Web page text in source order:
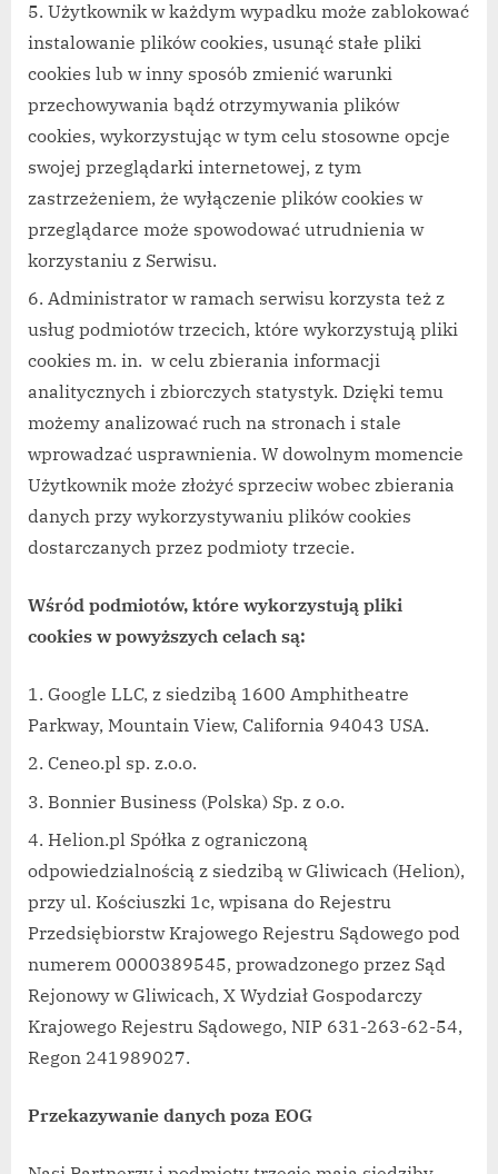
Użytkownik w każdym wypadku może zablokować
instalowanie plików cookies, usunąć stałe pliki
cookies lub w inny sposób zmienić warunki
przechowywania bądź otrzymywania plików
cookies, wykorzystując w tym celu stosowne opcje
swojej przeglądarki internetowej, z tym
zastrzeżeniem, że wyłączenie plików cookies w
przeglądarce może spowodować utrudnienia w
korzystaniu z Serwisu.
Administrator w ramach serwisu korzysta też z
usług podmiotów trzecich, które wykorzystują pliki
cookies m. in. w celu zbierania informacji
analitycznych i zbiorczych statystyk. Dzięki temu
możemy analizować ruch na stronach i stale
wprowadzać usprawnienia. W dowolnym momencie
Użytkownik może złożyć sprzeciw wobec zbierania
danych przy wykorzystywaniu plików cookies
dostarczanych przez podmioty trzecie.
Wśród podmiotów, które wykorzystują pliki
cookies w powyższych celach są:
Google LLC, z siedzibą 1600 Amphitheatre
Parkway, Mountain View, California 94043 USA.
Ceneo.pl sp. z.o.o.
Bonnier Business (Polska) Sp. z o.o.
Helion.pl Spółka z ograniczoną
odpowiedzialnością z siedzibą w Gliwicach (Helion),
przy ul. Kościuszki 1c, wpisana do Rejestru
Przedsiębiorstw Krajowego Rejestru Sądowego pod
numerem 0000389545, prowadzonego przez Sąd
Rejonowy w Gliwicach, X Wydział Gospodarczy
Krajowego Rejestru Sądowego, NIP 631-263-62-54,
Regon 241989027.
Przekazywanie danych poza EOG